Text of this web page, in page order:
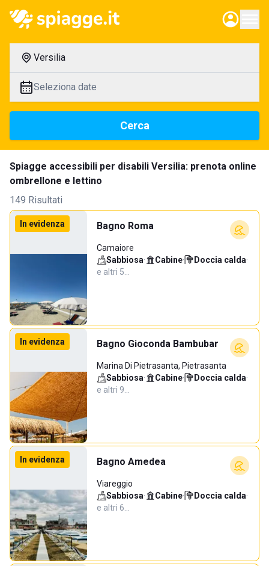
Versilia
Seleziona date
Cerca
Spiagge accessibili per disabili Versilia: prenota online
ombrellone e lettino
149 Risultati
In evidenza Bagno Roma
Camaiore
Sabbiosa· Cabine· Doccia calda·
e altri 5…
In evidenza Bagno Gioconda Bambubar
Marina Di Pietrasanta, Pietrasanta
Sabbiosa· Cabine· Doccia calda·
e altri 9…
In evidenza Bagno Amedea
Viareggio
Sabbiosa· Cabine· Doccia calda·
e altri 6…